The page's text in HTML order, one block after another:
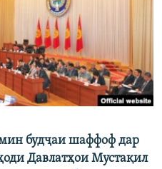
будҷаи шаффоф дар
Давлатҳои Мустақил